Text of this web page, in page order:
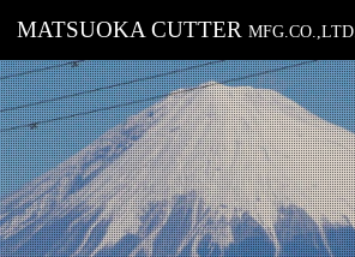
MATSUOKA CUTTERMFG.CO.,LTD.